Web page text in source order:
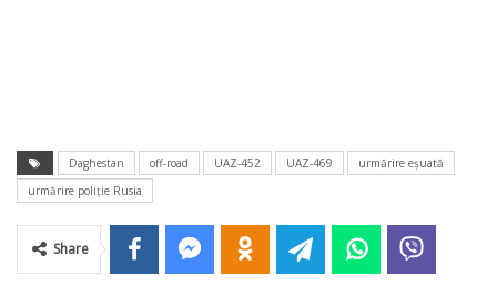
Daghestan off-road UAZ-452 UAZ-469
urmărire eşuată
urmărire poliţie Rusia
Share